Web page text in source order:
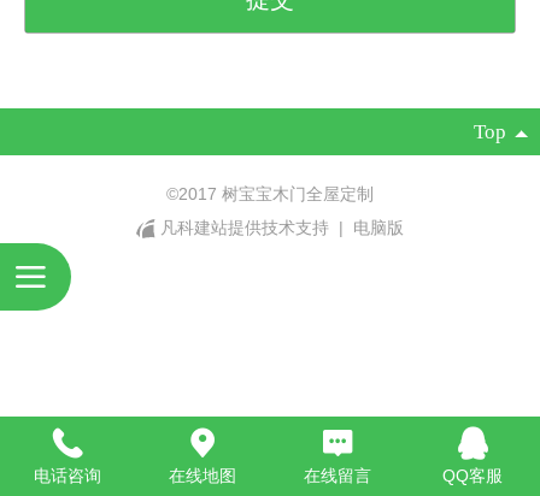
Top
©2017 树宝宝木门全屋定制
凡科建站提供技术支持
| 电脑版
电话咨询 在线地图 在线留言 QQ客服